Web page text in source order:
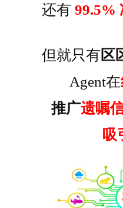
还有 99.5%
但就只有区
Agent在
推广遗嘱
吸